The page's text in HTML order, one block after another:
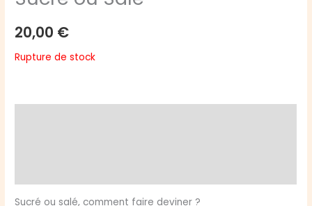
20,00 €
Rupture de stock
Sucré ou salé, comment faire deviner ?